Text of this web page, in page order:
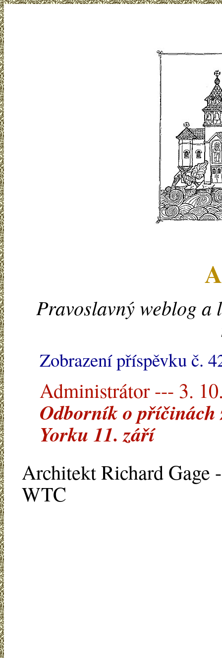
Pravoslavný weblog a
Zobrazení příspěvku č.
Administrátor --- 3.
Odborník o
Yorku 11. září
Architekt Richard Gage
WTC